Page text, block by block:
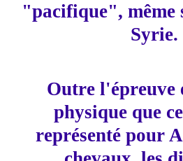
"pacifique", même
Syrie.
Outre l'épreuve
physique que
représenté pour